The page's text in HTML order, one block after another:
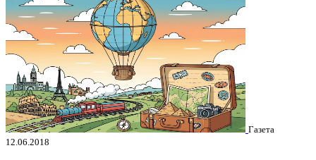
Газета
12.06.2018